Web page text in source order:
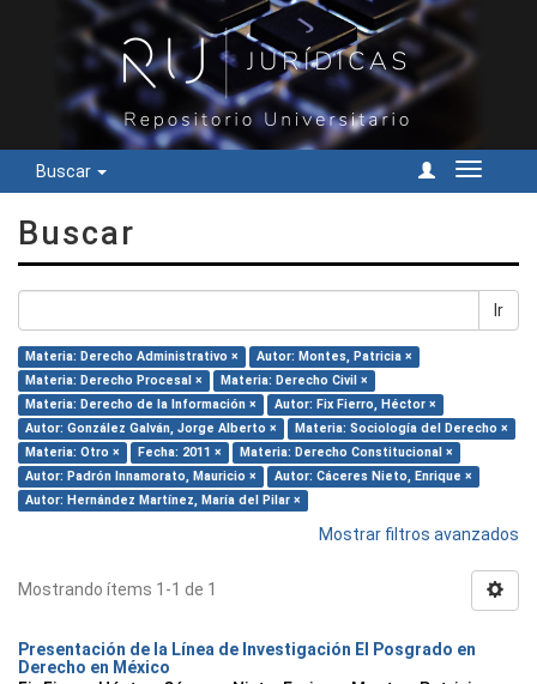
Buscar
Cambiar
Buscar
Ir
Materia: Derecho Administrativo ×
Autor: Montes, Patricia ×
Materia: Derecho Procesal ×
Materia: Derecho Civil ×
Materia: Derecho de la Información ×
Autor: Fix Fierro, Héctor ×
Autor: González Galván, Jorge Alberto ×
Materia: Sociología del Derecho ×
Materia: Otro ×
Fecha: 2011 ×
Materia: Derecho Constitucional ×
Autor: Padrón Innamorato, Mauricio ×
Autor: Cáceres Nieto, Enrique ×
Autor: Hernández Martínez, María del Pilar ×
Mostrar filtros avanzados
Mostrando ítems 1-1 de 1
Presentación de la Línea de Investigación El Posgrado en
Derecho en México